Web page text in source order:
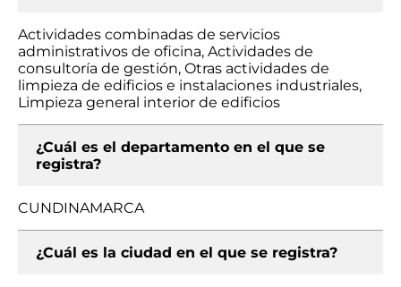
Actividades combinadas de servicios
administrativos de oficina, Actividades de
consultoría de gestión, Otras actividades de
limpieza de edificios e instalaciones industriales,
Limpieza general interior de edificios
¿Cuál es el departamento en el que se
registra?
CUNDINAMARCA
¿Cuál es la ciudad en el que se registra?